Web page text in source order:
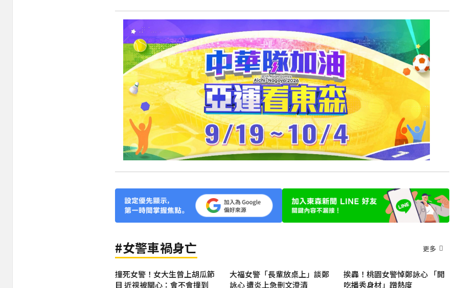
#女警車禍身亡 更多
撞死女警！女大生曾上胡瓜節
目 近視被關心：會不會撞到
大福女警「長輩放桌上」談鄭
詠心 遭炎上急刪文澄清
挨轟！桃園女警悼鄭詠心 「開
吃播秀身材」蹭熱度